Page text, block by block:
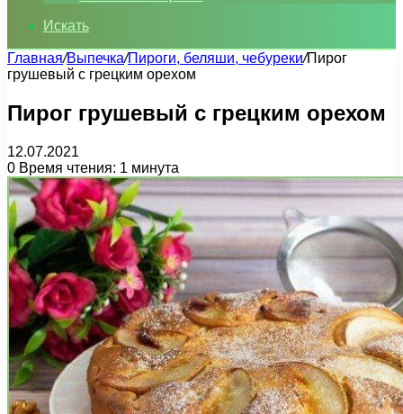
Искать
Главная/Выпечка/Пироги, беляши, чебуреки/Пирог
грушевый с грецким орехом
Пирог грушевый с грецким орехом
12.07.2021
0 Время чтения: 1 минута